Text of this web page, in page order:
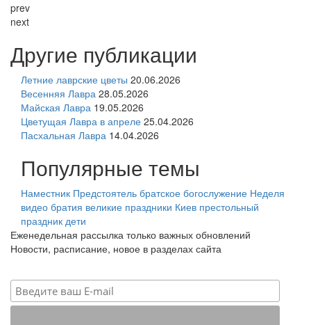
prev
next
Другие публикации
Летние лаврские цветы 20.06.2026
Весенняя Лавра 28.05.2026
Майская Лавра 19.05.2026
Цветущая Лавра в апреле 25.04.2026
Пасхальная Лавра 14.04.2026
Популярные темы
Наместник Предстоятель братское богослужение Неделя
видео братия великие праздники Киев престольный
праздник дети
Еженедельная рассылка только важных обновлений
Новости, расписание, новое в разделах сайта